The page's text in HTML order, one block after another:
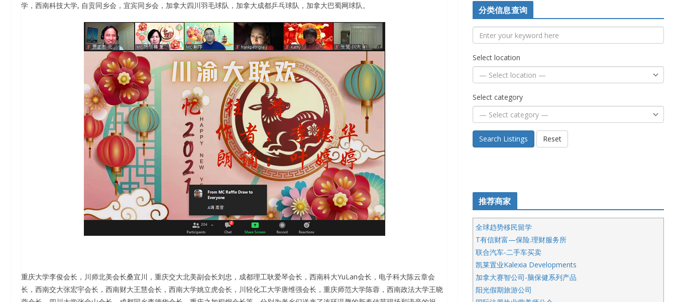
学，西南科技大学, 自贡同乡会，宜宾同乡会，加拿大四川羽毛球队，加拿大成都乒乓球队，加拿大巴蜀网球队。
重庆大学李俊会长，川师北美会长桑宜川，重庆交大北美副会长刘忠，成都理工耿爱琴会长，西南科大YuLan会长，电子科大陈云章会
长，西南交大张宏宇会长，西南财大王慧会长，西南大学姚立虎会长，川轻化工大学唐维强会长，重庆师范大学陈蓉，西南政法大学王晓
分类信息查询
Select location
Select category
Search Listings Reset
推荐商家
全球趋势移民留学
T有信财富—保险.理财服务所
联合汽车-二手车买卖
凯莱置业Kalexia Developments
加拿大赛智公司-脑保健系列产品
阳光假期旅游公司